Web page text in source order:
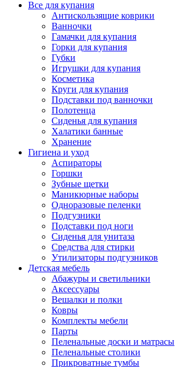
Все для купания
Антискользящие коврики
Ванночки
Гамачки для купания
Горки для купания
Губки
Игрушки для купания
Косметика
Круги для купания
Подставки под ванночки
Полотенца
Сиденья для купания
Халатики банные
Хранение
Гигиена и уход
Аспираторы
Горшки
Зубные щетки
Маникюрные наборы
Одноразовые пеленки
Подгузники
Подставки под ноги
Сиденья для унитаза
Средства для стирки
Утилизаторы подгузников
Детская мебель
Абажуры и светильники
Аксессуары
Вешалки и полки
Ковры
Комплекты мебели
Парты
Пеленальные доски и матрасы
Пеленальные столики
Прикроватные тумбы